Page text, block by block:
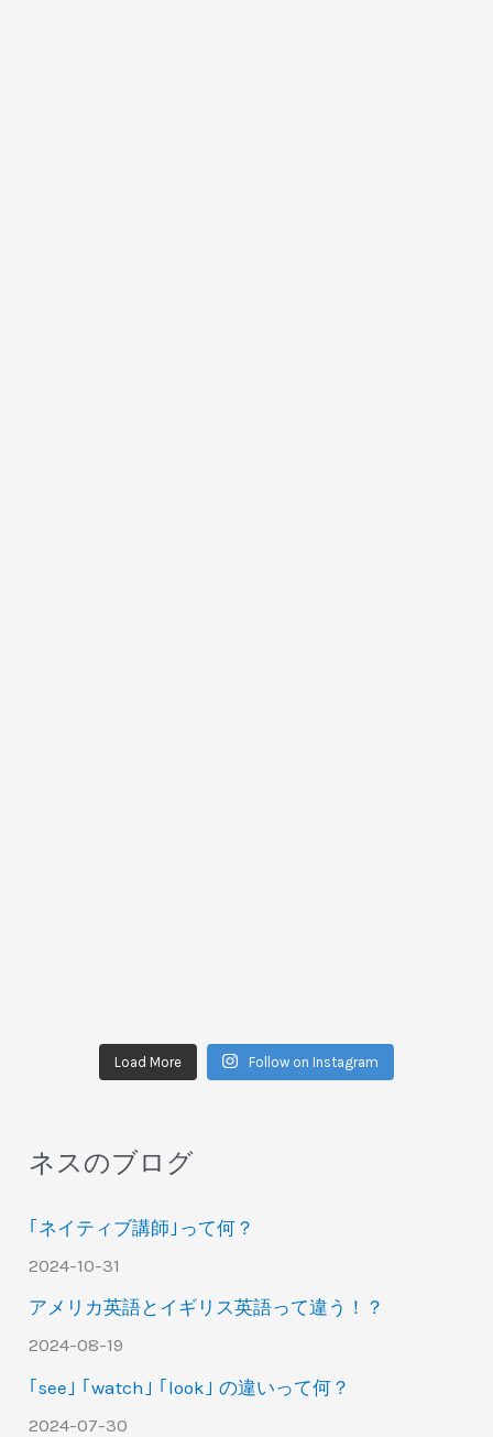
Load More Follow on Instagram
ネスのブログ
｢ネイティブ講師｣って何？
2024-10-31
アメリカ英語とイギリス英語って違う！？
2024-08-19
｢see｣ ｢watch｣ ｢look｣ の違いって何？
2024-07-30